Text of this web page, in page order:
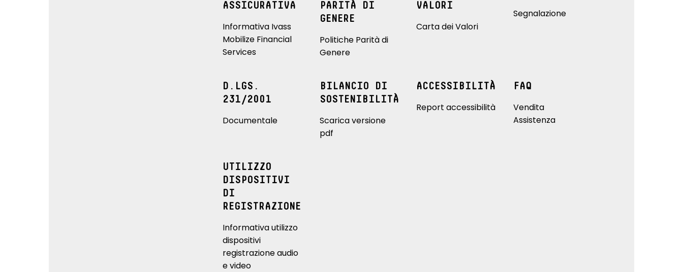
ASSICURATIVA
Informativa Ivass
Mobilize Financial
Services
PARITÀ DI
GENERE
Politiche Parità di
Genere
VALORI
Carta dei Valori
Segnalazione
D.LGS.
231/2001
Documentale
BILANCIO DI
SOSTENIBILITÀ
Scarica versione
pdf
ACCESSIBILITÀ
Report accessibilità
FAQ
Vendita
Assistenza
UTILIZZO
DISPOSITIVI
DI
REGISTRAZIONE
Informativa utilizzo
dispositivi
registrazione audio
e video